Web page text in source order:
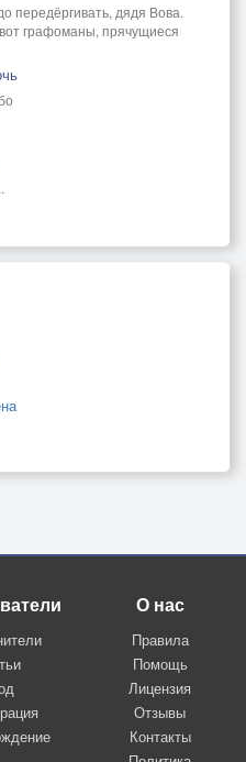
передёргивать, дядя Вова.
графоманы, прячущиеся
О нас
Правила
Помощь
Лицензия
Отзывы
Контакты